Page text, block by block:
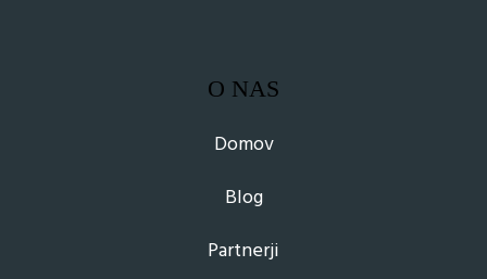
O NAS
Domov
Blog
Partnerji